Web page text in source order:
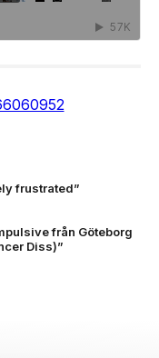
frustrated”
från Göteborg
Diss)”